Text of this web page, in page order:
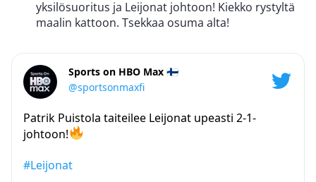
yksilösuoritus ja Leijonat johtoon! Kiekko rystyltä
maalin kattoon. Tsekkaa osuma alta!
Sports on HBO Max 🇫🇮
@sportsonmaxfi
Patrik Puistola taiteilee Leijonat upeasti 2-1-
johtoon!
#Leijonat